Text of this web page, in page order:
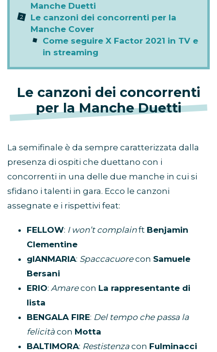
Manche Duetti
Le canzoni dei concorrenti per la
Manche Cover
Come seguire X Factor 2021 in TV e
in streaming
Le canzoni dei concorrenti
per la Manche Duetti
La semifinale è da sempre caratterizzata dalla
presenza di ospiti che duettano con i
concorrenti in una delle due manche in cui si
sfidano i talenti in gara. Ecco le canzoni
assegnate e i rispettivi feat:
FELLOW: I won’t complainft Benjamin
Clementine
gIANMARIA: Spaccacuorecon Samuele
Bersani
ERIO: Amarecon La rappresentante di
lista
BENGALA FIRE: Del tempo che passa la
felicità con Motta
BALTIMORA: Restistenza con Fulminacci